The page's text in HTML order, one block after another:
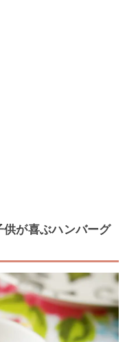
供が喜ぶハンバーグ